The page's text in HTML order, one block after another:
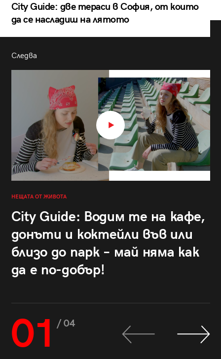
City Guide: две тераси в София, от които
да се насладиш на лятото
Следва
НЕЩАТА ОТ ЖИВОТА
City Guide: Водим те на кафе,
донъти и коктейли във или
близо до парк – май няма как
да е по-добър!
01 / 04